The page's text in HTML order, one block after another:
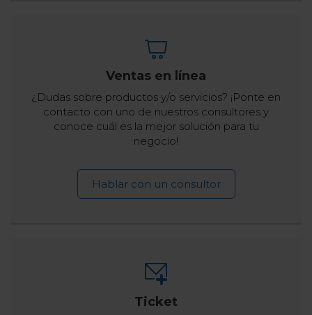
Ventas en línea
¿Dudas sobre productos y/o servicios? ¡Ponte en
contacto con uno de nuestros consultores y
conoce cuál es la mejor solución para tu
negocio!
Hablar con un consultor
Ticket